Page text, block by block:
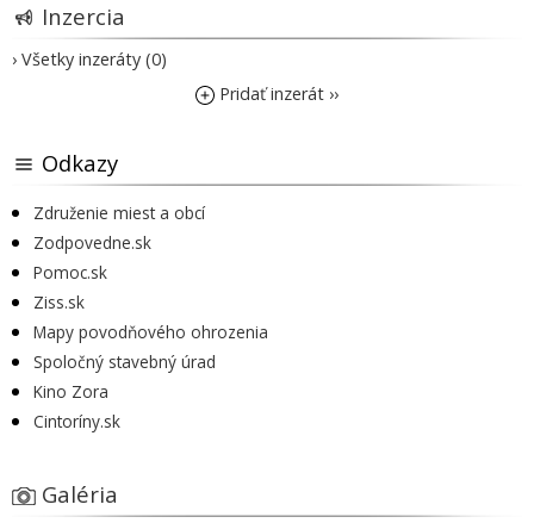
Inzercia
› Všetky inzeráty (0)
Pridať inzerát ››
Odkazy
Združenie miest a obcí
Zodpovedne.sk
Pomoc.sk
Ziss.sk
Mapy povodňového ohrozenia
Spoločný stavebný úrad
Kino Zora
Cintoríny.sk
Galéria